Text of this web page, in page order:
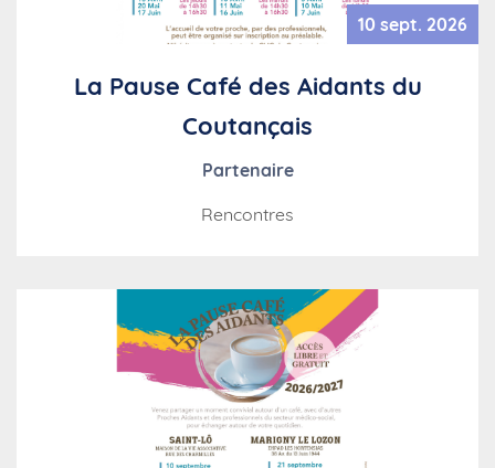
10 sept. 2026
La Pause Café des Aidants du
Coutançais
Partenaire
Rencontres